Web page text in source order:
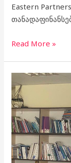
Eastern
Read More »
აქტიური
ქალის
დაჯილდოვება